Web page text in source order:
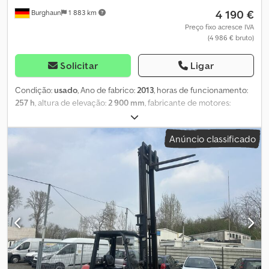
dentro da Alemanha pode ser organizada mediante pagamento
adicional. Mais informações podem ser encontradas no site.
Venda apenas para profissionais (agricultura, profissionais liberais,
pequenas ou grandes empresas) ou para exportação. Sujeito a
erro e venda prévia.
Burghaun 1 883 km 4 190 €
Preço fixo acresce IVA
(4 986 € bruto)
Solicitar Ligar
Condição:usado, Ano de fabrico:2013, horas de funcionamento:
257 h, altura de elevação:2 900 mm, fabricante de motores:
automático
empilhadeira retrátil, ano de fabricação: 2013, horas: apenas 257h!,
ex-proprietário: Forças Armadas Alemãs, capacidade nominal de
carga: 1.200kg, altura de elevação: 2.900mm, mastro duplex, inclui
carregador, em bom estado, pronto para uso imediato! Mediante
solicitação, podemos apresentar uma oferta de leasing ou
financiamento. O Sr. Mihm (Tel.) terá prazer em atendê-lo. Mais
informações disponíveis em nosso site. Sujeito a erros e venda
prévia! Locação disponível. = Mais Informações = Csdpfx Aszbgn
Asgqsrf Capacidade de elevação: 1.200 kg Entre em contato com
Tobias Ebert para mais informações.
Anúncio classificado